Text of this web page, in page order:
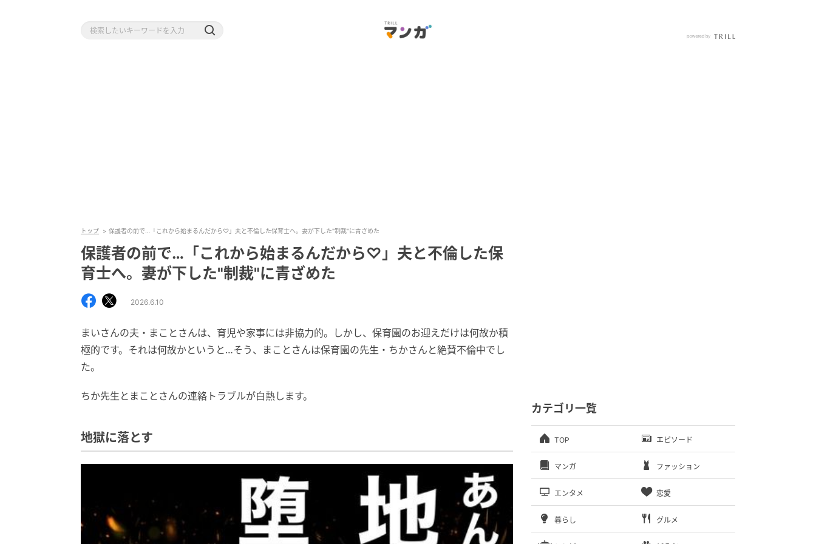
トップ 保護者の前で…「これから始まるんだから♡」夫と不倫した保育士へ。妻が下した"制裁"に青ざめた
保護者の前で…「これから始まるんだから♡」夫と不倫した保
育士へ。妻が下した"制裁"に青ざめた
2026.6.10
まいさんの夫・まことさんは、育児や家事には非協力的。しかし、保育園のお迎えだけは何故か積
極的です。それは何故かというと…そう、まことさんは保育園の先生・ちかさんと絶賛不倫中でし
た。
ちか先生とまことさんの連絡トラブルが白熱します。
地獄に落とす
カテゴリ一覧
TOP エピソード
マンガ ファッション
エンタメ 恋愛
暮らし グルメ